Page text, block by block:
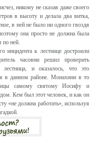
никому не сказав даже своего
в высоту и делала два витка,
в ней не было ни одного гвоздя
она просто не должна была
по ней.
инцидента к лестнице достроили
часовни решил проверить
и оказалось, что это
в данном районе. Монахини в то
самому святому Иосифу и
Кем был этот человек, и как он
«не должна работать», используя